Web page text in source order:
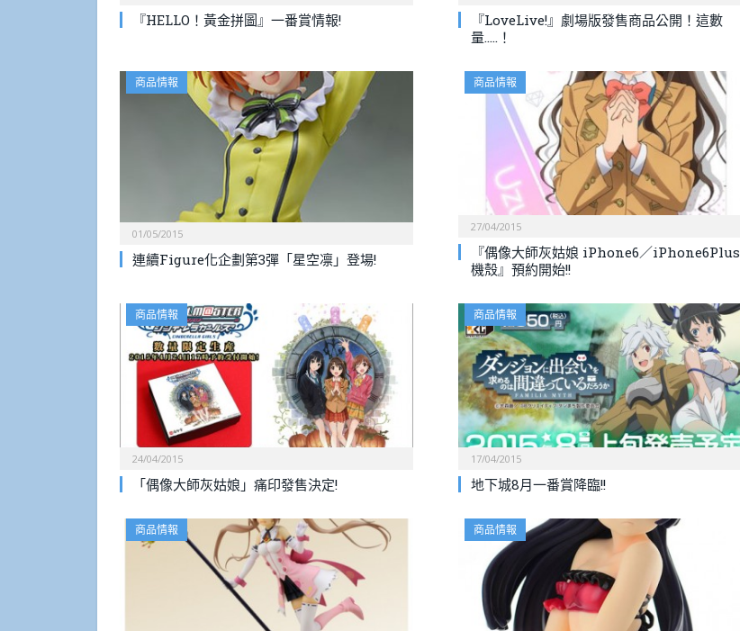
『HELLO！黃金拼圖』一番賞情報!
『LoveLive!』劇場版發售商品公開！這數
量…..！
商品情報
01/05/2015
連續Figure化企劃第3彈「星空凛」登場!
商品情報
27/04/2015
『偶像大師灰姑娘 iPhone6／iPhone6Plus
機殼』預約開始!!
商品情報
24/04/2015
「偶像大師灰姑娘」痛印發售決定!
商品情報
17/04/2015
地下城8月一番賞降臨!!
商品情報 商品情報